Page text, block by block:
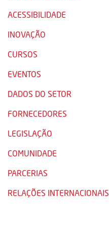
ACESSIBILIDADE
INOVAÇÃO
CURSOS
EVENTOS
DADOS DO SETOR
FORNECEDORES
LEGISLAÇÃO
COMUNIDADE
PARCERIAS
RELAÇÕES INTERNACIONAIS